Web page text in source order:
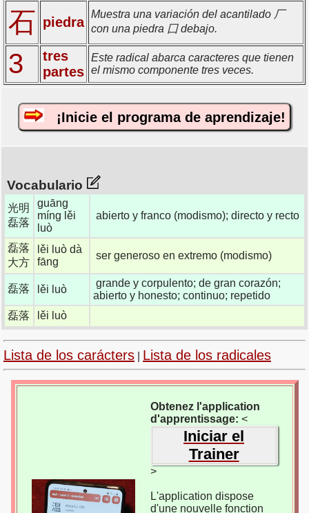
石 piedra
Muestra una variación del acantilado 厂
con una piedra 囗 debajo.
3
tres
partes
Este radical abarca caracteres que tienen
el mismo componente tres veces.
¡Inicie el programa de aprendizaje!
Vocabulario
光明
磊落
guāng
míng lěi
luò
abierto y franco (modismo); directo y recto
磊落
大方
lěi luò dà
fāng
ser generoso en extremo (modismo)
磊落 lěi luò
grande y corpulento; de gran corazón;
abierto y honesto; continuo; repetido
磊落
lěi luò
Lista de los carácters Lista de los radicales
Obtenez l'application
d'apprentissage: <
Iniciar el
Trainer
>
L'application dispose
d'une nouvelle fonction